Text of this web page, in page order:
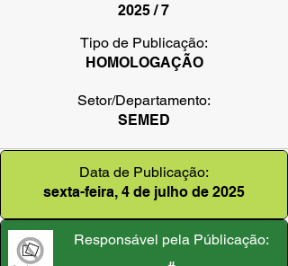
2025 / 7
Tipo de Publicação:
HOMOLOGAÇÃO
Setor/Departamento:
SEMED
Data de Publicação:
sexta-feira, 4 de julho de 2025
Responsável pela Públicação: